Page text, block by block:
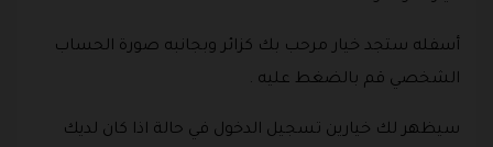
أسفله ستجد خيار مرحب بك كزائر وبجانبه صورة الحساب
الشخصي قم بالضغط عليه .
سيظهر لك خيارين تسجيل الدخول في حالة اذا كان لديك